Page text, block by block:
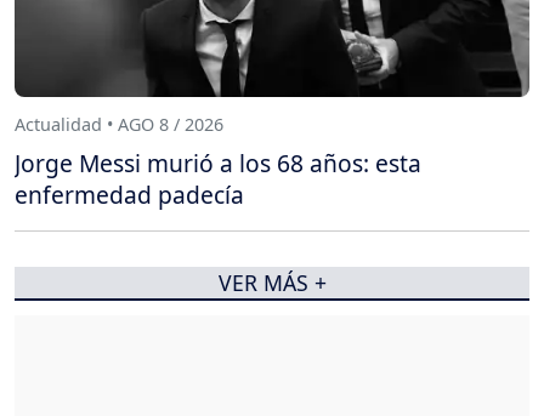
Actualidad • AGO 8 / 2026
Jorge Messi murió a los 68 años: esta
enfermedad padecía
VER MÁS +